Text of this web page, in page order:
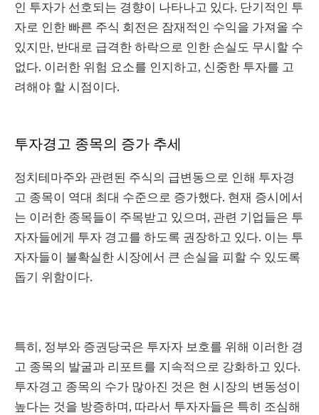
인 투자가 선호되는 경향이 나타나고 있다. 단기적인 투
자로 인한 빠른 주식 회전은 잠재적인 수익을 가져올 수
있지만, 반대로 급격한 하락으로 인한 손실도 무시할 수
없다. 이러한 위험 요소를 인지하고, 신중한 투자를 고
려해야 할 시점이다.
투자경고 종목의 증가 추세
정치테마주와 관련된 주식의 급변동으로 인해 투자경
고 종목이 역대 최대 수준으로 증가했다. 현재 증시에서
는 이러한 종목들이 주목받고 있으며, 관련 기업들은 투
자자들에게 투자 경고를 하도록 권장하고 있다. 이는 투
자자들이 불확실한 시장에서 큰 손실을 피할 수 있도록
돕기 위함이다.
특히, 정부와 증권당국은 투자자 보호를 위해 이러한 경
고 종목의 발굴과 리포트를 지속적으로 강화하고 있다.
투자경고 종목의 수가 많아진 것은 현 시장의 변동성이
높다는 것을 방증하며, 따라서 투자자들은 특히 조심해